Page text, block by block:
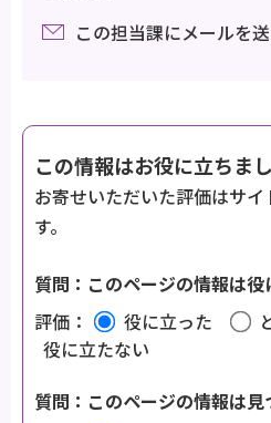
この担当課にメールを
この情報はお役に立ちま
お寄せいただいた評価はサ
す。
質問：このページの情報は役
評価：
役に立った
役に立たない
質問：このページの情報は